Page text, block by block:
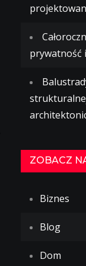
prywatność
ZOBACZ
Biznes
Blog
Dom